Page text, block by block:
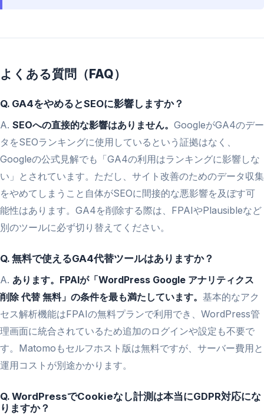
よくある質問（FAQ）
Q. GA4をやめるとSEOに影響しますか？
A. SEOへの直接的な影響はありません。 GoogleがGA4のデー
タをSEOランキングに使用しているという証拠はなく、
Googleの公式見解でも「GA4の利用はランキングに影響しな
い」とされています。ただし、サイト改善のためのデータ収集
をやめてしまうこと自体がSEOに間接的な悪影響を及ぼす可
能性はあります。GA4を削除する際は、FPAIやPlausibleなど
別のツールに必ず切り替えてください。
Q. 無料で使えるGA4代替ツールはありますか？
A. あります。FPAIが「WordPress Google アナリティクス
削除 代替 無料」の条件を最も満たしています。 基本的なアク
セス解析機能はFPAIの無料プランで利用でき、WordPress管
理画面に統合されているため追加のログインや設定も不要で
す。Matomoもセルフホスト版は無料ですが、サーバー費用と
運用コストが別途かかります。
Q. WordPressでCookieなし計測は本当にGDPR対応にな
りますか？